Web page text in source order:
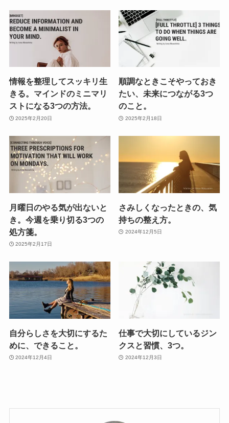
情報を整理してスッキリ生
きる。マインドのミニマリ
ストになる3つの方法。
2025年2月20日
順調なときこそやっておき
たい、未来につながる3つ
のこと。
2025年2月18日
月曜日のやる気が出ないと
き。今週を乗り切る3つの
処方箋。
2025年2月17日
さみしくなったときの、気
持ちの整え方。
2024年12月5日
自分らしさを大切にするた
めに、できること。
2024年12月4日
仕事で大切にしているジン
クスと習慣、3つ。
2024年12月3日